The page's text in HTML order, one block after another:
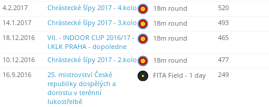
4.2.2017 Chrástecké šípy 2017 - 4.kolo 18m round
520
14.1.2017
Chrástecké šípy 2017 - 3.kolo 18m round
493
18.12.2016
VII. - INDOOR CUP 2016/17 -
I.KLK PRAHA - dopoledne
18m round 465
10.12.2016 Chrástecké šípy 2017 - 2.kolo 18m round
477
16.9.2016
25. mistrovství České
republiky dospělých a
dorostu v terénní
lukostřelbě
FITA Field - 1 day 249